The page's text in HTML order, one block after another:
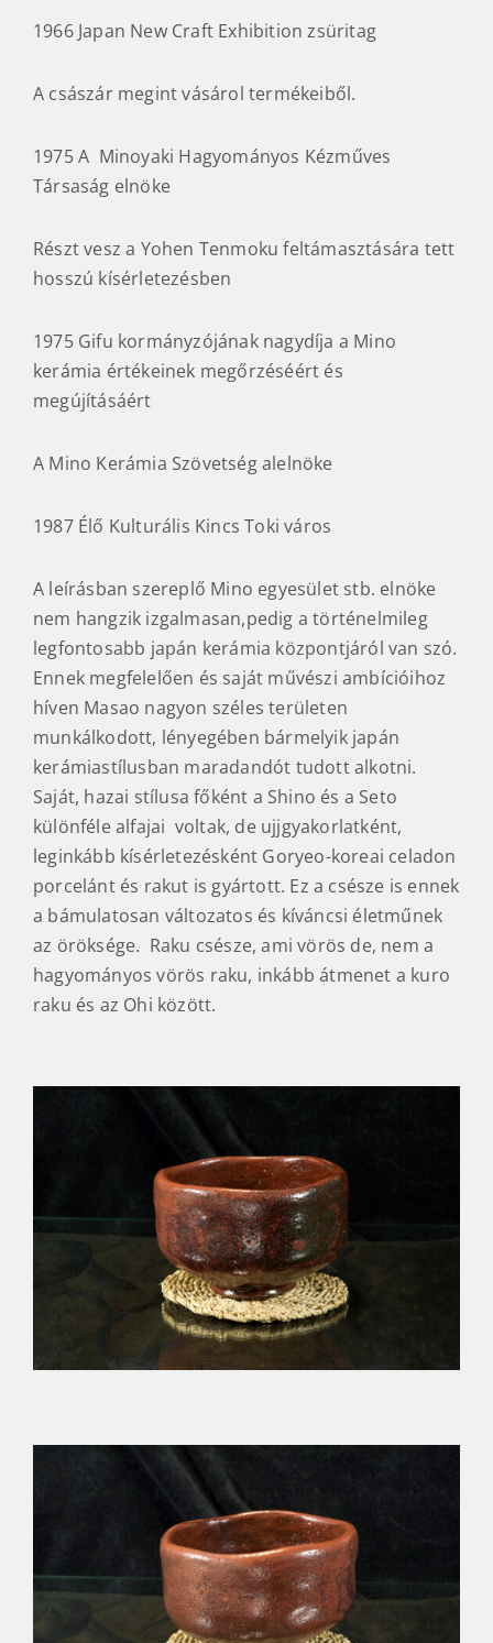
1966 Japan New Craft Exhibition zsüritag
A császár megint vásárol termékeiből.
1975 A Minoyaki Hagyományos Kézműves
Társaság elnöke
Részt vesz a Yohen Tenmoku feltámasztására tett
hosszú kísérletezésben
1975 Gifu kormányzójának nagydíja a Mino
kerámia értékeinek megőrzéséért és
megújításáért
A Mino Kerámia Szövetség alelnöke
1987 Élő Kulturális Kincs Toki város
A leírásban szereplő Mino egyesület stb. elnöke
nem hangzik izgalmasan,pedig a történelmileg
legfontosabb japán kerámia központjáról van szó.
Ennek megfelelően és saját művészi ambícióihoz
híven Masao nagyon széles területen
munkálkodott, lényegében bármelyik japán
kerámiastílusban maradandót tudott alkotni.
Saját, hazai stílusa főként a Shino és a Seto
különféle alfajai voltak, de ujjgyakorlatként,
leginkább kísérletezésként Goryeo-koreai celadon
porcelánt és rakut is gyártott. Ez a csésze is ennek
a bámulatosan változatos és kíváncsi életműnek
az öröksége. Raku csésze, ami vörös de, nem a
hagyományos vörös raku, inkább átmenet a kuro
raku és az Ohi között.